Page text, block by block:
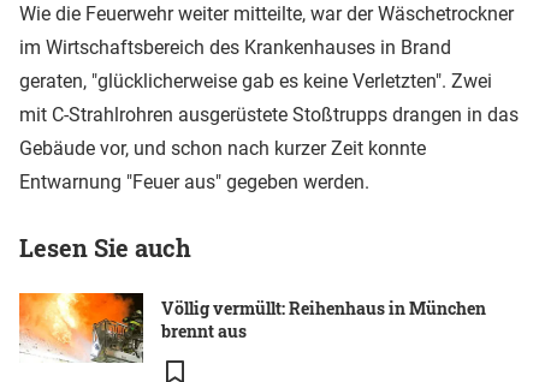
Wie die Feuerwehr weiter mitteilte, war der Wäschetrockner
im Wirtschaftsbereich des Krankenhauses in Brand
geraten, "glücklicherweise gab es keine Verletzten". Zwei
mit C-Strahlrohren ausgerüstete Stoßtrupps drangen in das
Gebäude vor, und schon nach kurzer Zeit konnte
Entwarnung "Feuer aus" gegeben werden.
Lesen Sie auch
Völlig vermüllt: Reihenhaus in München
brennt aus